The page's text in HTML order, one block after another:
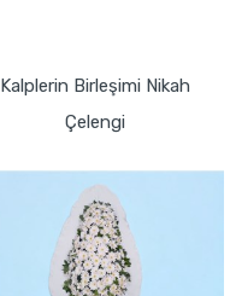
Kalplerin Birleşimi Nikah
Çelengi